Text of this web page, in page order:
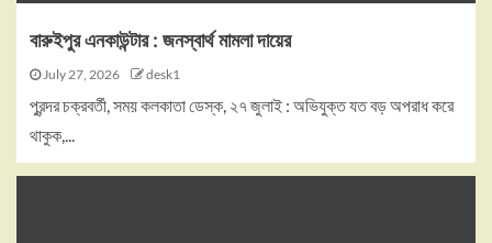
বারুইপুর এনকাউন্টার : জনস্বার্থ মামলা দায়ের
July 27, 2026 desk1
পুরন্দর চক্রবর্তী, সময় কলকাতা ডেস্ক, ২৭ জুলাই : অভিযুক্ত যত বড় অপরাধ করে
থাকুক,...